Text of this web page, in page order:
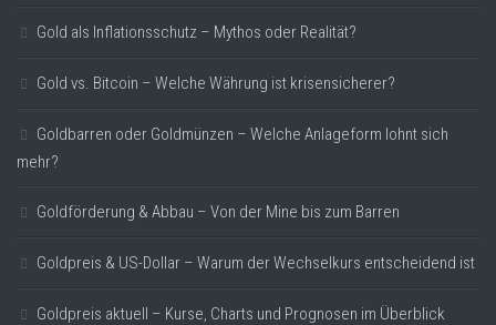
Gold als Inflationsschutz – Mythos oder Realität?
Gold vs. Bitcoin – Welche Währung ist krisensicherer?
Goldbarren oder Goldmünzen – Welche Anlageform lohnt sich
mehr?
Goldförderung & Abbau – Von der Mine bis zum Barren
Goldpreis & US-Dollar – Warum der Wechselkurs entscheidend ist
Goldpreis aktuell – Kurse, Charts und Prognosen im Überblick